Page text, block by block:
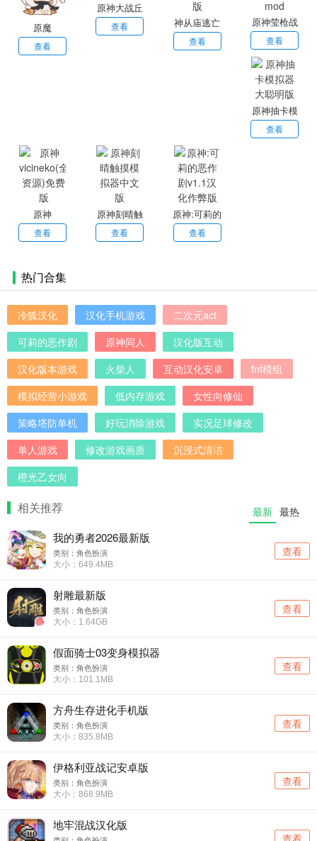
原魔
查看
原神大战丘
丘人
查看
神从庙逃亡
原神版
查看
原神莹枪战
皮肤mod
查看
原神抽卡模
拟器大聪明
查看
原神
vicineko(全
查看
原神刻晴触
摸模拟器中
查看
原神:可莉的
恶作剧v1.1
查看
热门合集
冷狐汉化 汉化手机游戏
二次元act
可莉的恶作剧
原神同人
汉化版互动
汉化版本游戏
火柴人 互动汉化安卓
fnf模组
模拟经营小游戏
低内存游戏
女性向修仙
策略塔防单机
好玩消除游戏
实况足球修改
单人游戏
修改游戏画质
沉浸式清洁
橙光乙女向
相关推荐 最新 最热
我的勇者2026最新版
类别：角色扮演
大小：649.4MB
查看
射雕最新版
类别：角色扮演
大小：1.64GB
查看
假面骑士03变身模拟器
类别：角色扮演
大小：101.1MB
查看
方舟生存进化手机版
类别：角色扮演
大小：835.8MB
查看
伊格利亚战记安卓版
类别：角色扮演
大小：868.9MB
查看
地牢混战汉化版